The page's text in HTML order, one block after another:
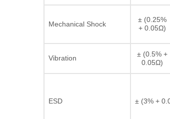
Mechanical Shock
± (0.25%
+ 0.05Ω)
Vibration
± (0.5% +
0.05Ω)
ESD ± (3% +